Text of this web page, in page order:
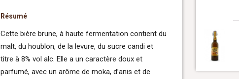
Brune
33cl
Résumé
Cette bière brune, à haute fermentation contient du
malt, du houblon, de la levure, du sucre candi et
titre à 8% vol alc. Elle a un caractère doux et
parfumé, avec un arôme de moka, d’anis et de